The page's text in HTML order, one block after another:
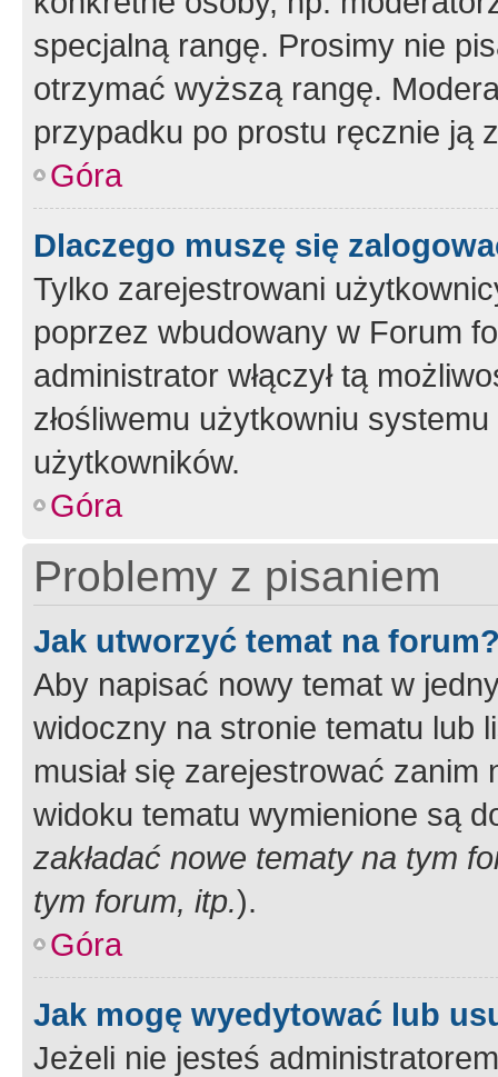
specjalną rangę. Prosimy nie
otrzymać wyższą rangę.
przypadku po prostu ręcznie ją
Góra
Dlaczego muszę się
Tylko zarejestrowani
poprzez wbudowany w Forum
administrator włączył tą
złośliwemu użytkowniu
użytkowników.
Góra
Problemy z pisaniem
Jak utworzyć temat na
Aby napisać nowy temat w
widoczny na stronie tematu lub
musiał się zarejestrować
widoku tematu wymienione są
zakładać nowe tematy na tym
tym forum, itp.).
Góra
Jak mogę wyedytować lub
Jeżeli nie jesteś